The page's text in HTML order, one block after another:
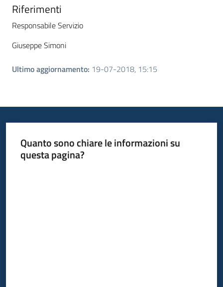
Riferimenti
Responsabile Servizio
Giuseppe Simoni
Ultimo aggiornamento: 19-07-2018, 15:15
Quanto sono chiare le informazioni su
questa pagina?